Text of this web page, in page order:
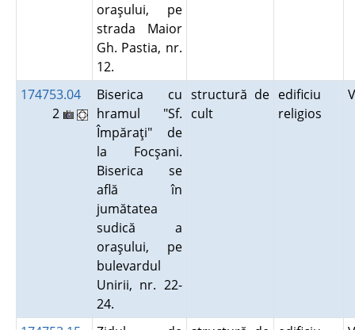
oraşului, pe
strada Maior
Gh. Pastia, nr.
12.
174753.04
2
Biserica cu
hramul "Sf.
Împăraţi" de
la Focşani.
Biserica se
află în
jumătatea
sudică a
oraşului, pe
bulevardul
Unirii, nr. 22-
24.
structură de
cult
edificiu
religios